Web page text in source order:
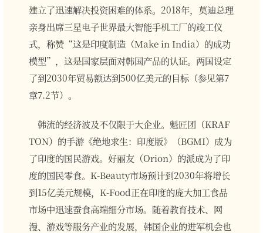
建立了迅速解决投资困难的体系。2018年，莫迪总理
亲身出席三星电子世界最大智能手机工厂的竣工仪
式，称赞“这是印度制造（Make in India）的成功
模型”，这是国家层面对韩国产品的认证。两国设定
了到2030年贸易额达到500亿美元的目标（参见第7
章7.2节）。
韩流的经济波及不仅限于大企业。魁匠团（KRAF
TON）的手游《绝地求生：印度版》（BGMI）成为
了印度的国民游戏。好丽友（Orion）的派成为了印
度的国民零食。K-Beauty市场预计到2030年将增长
到15亿美元规模，K-Food正在印度的庞大加工食品
市场中迅速蚕食高端细分市场。随着教育技术、网
漫、游戏等服务产业的发展，韩国企业的进军机会也